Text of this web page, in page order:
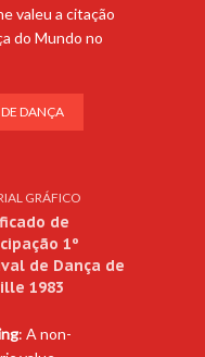
valeu a citação
do Mundo no
DANÇA
GRÁFICO
de
1º
de Dança de
1983
: A non-